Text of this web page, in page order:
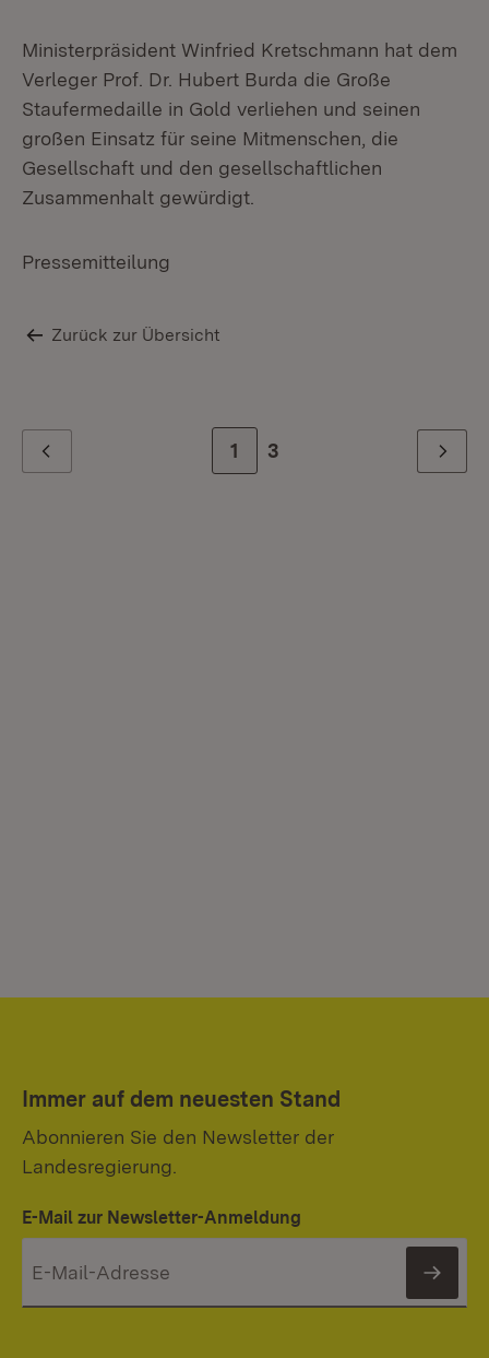
Ministerpräsident Winfried Kretschmann hat dem
Verleger Prof. Dr. Hubert Burda die Große
Staufermedaille in Gold verliehen und seinen
großen Einsatz für seine Mitmenschen, die
Gesellschaft und den gesellschaftlichen
Zusammenhalt gewürdigt.
Pressemitteilung
Zurück zur Übersicht
Zur Seite
1 Zur letzten Seite
3 Weiter
Immer auf dem neuesten Stand
Abonnieren Sie den Newsletter der
Landesregierung.
E-Mail zur Newsletter-Anmeldung